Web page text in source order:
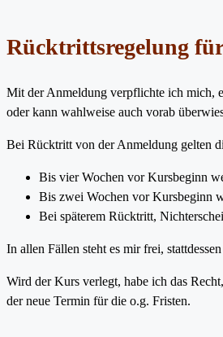
Rücktrittsregelung
Mit der Anmeldung verpflichte ich mich,
oder kann wahlweise auch vorab
Bei Rücktritt von der Anmeldung gelten
Bis vier Wochen vor Kursbeginn
Bis zwei Wochen vor Kursbeginn
Bei späterem Rücktritt,
In allen Fällen steht es mir frei,
Wird der Kurs verlegt, habe ich das
der neue Termin für die o.g. Fristen.